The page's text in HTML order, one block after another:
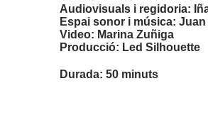
Audiovisuals i regidoria:
Espai sonor i música:
Video: Marina Zuñiga
Producció: Led Silhouette
Durada: 50 minuts